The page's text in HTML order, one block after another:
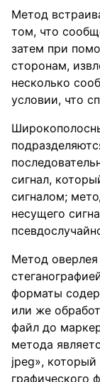
Метод
том, что
затем при
сторонам,
несколько
условии, что
сигнал,
сигналом;
несущего
Метод
форматы
или же
файл до
метода
jpeg», который
графического